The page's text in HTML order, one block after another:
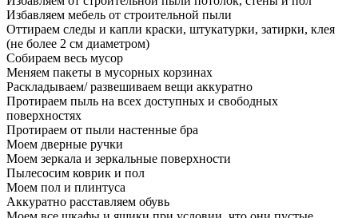
Избавляем мебель от строительной пыли
Оттираем следы и капли краски, штукатурки, затирки, клея
(не более 2 см диаметром)
Собираем весь мусор
Меняем пакеты в мусорных корзинах
Раскладываем/ развешиваем вещи аккуратно
Протираем пыль на всех доступных и свободных
поверхностях
Протираем от пыли настенные бра
Моем дверные ручки
Моем зеркала и зеркальные поверхности
Пылесосим коврик и пол
Моем пол и плинтуса
Аккуратно расставляем обувь